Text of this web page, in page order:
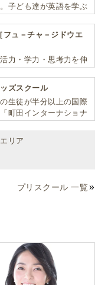
子ども達が英語を学ぶ
境を提供します！
ュ－チャ－ジドウエ
力・学力・思考力を伸
す！
ズスクール
生徒が半分以上の国際
町田インターナショナ
リア
プリスクール 一覧